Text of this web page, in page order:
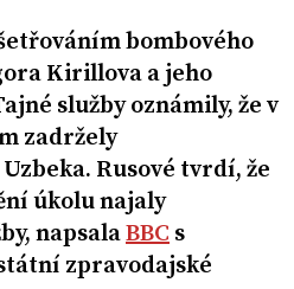
bombového
Kirillova a jeho
služby oznámily, že v
zadržely
Rusové tvrdí, že
úkolu najaly
napsalaBBC s
zpravodajské